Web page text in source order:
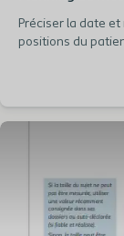
Préciser la date